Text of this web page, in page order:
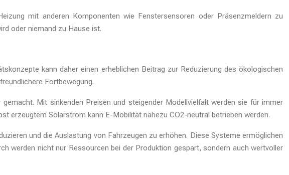
mit anderen Komponenten wie Fenstersensoren oder Präsenzmeldern zu
oder niemand zu Hause ist.
kann daher einen erheblichen Beitrag zur Reduzierung des ökologischen
Fortbewegung.
Mit sinkenden Preisen und steigender Modellvielfalt werden sie für immer
erzeugtem Solarstrom kann E-Mobilität nahezu CO2-neutral betrieben werden.
und die Auslastung von Fahrzeugen zu erhöhen. Diese Systeme ermöglichen
werden nicht nur Ressourcen bei der Produktion gespart, sondern auch wertvoller